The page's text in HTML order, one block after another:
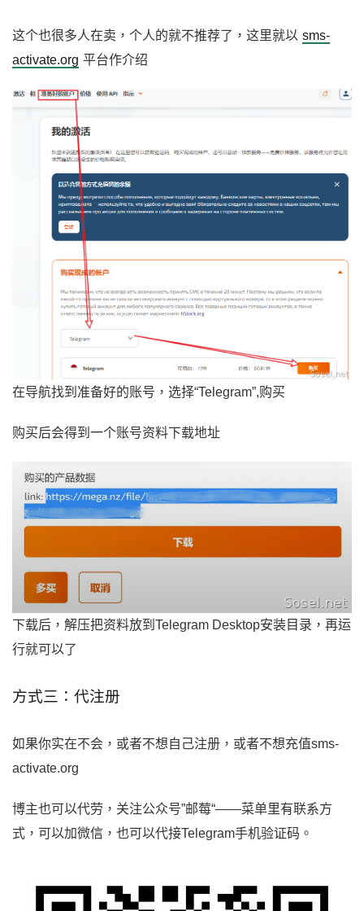
这个也很多人在卖，个人的就不推荐了，这里就以 sms-
activate.org 平台作介绍
在导航找到准备好的账号，选择“Telegram”,购买
购买后会得到一个账号资料下载地址
下载后，解压把资料放到Telegram Desktop安装目录，再运
行就可以了
方式三：代注册
如果你实在不会，或者不想自己注册，或者不想充值sms-
activate.org
博主也可以代劳，关注公众号”邮莓“——菜单里有联系方
式，可以加微信，也可以代接Telegram手机验证码。